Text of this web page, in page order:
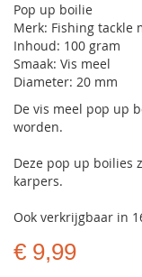
Pop up boilie
Merk: Fishing tackle
Inhoud: 100 gram
Smaak: Vis meel
Diameter: 20 mm
De vis meel pop up
worden.
Deze pop up boilies
karpers.
Ook verkrijgbaar in
€ 9,99